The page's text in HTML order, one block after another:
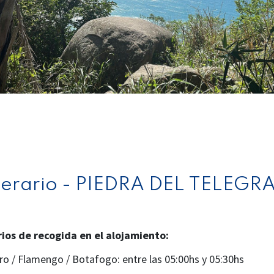
- PIEDRA DEL
de recogida en el alojamiento:
/ Flamengo / Botafogo: entre las 05:00hs y 05:30hs